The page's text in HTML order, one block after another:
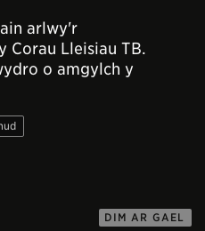
arlwy'r
Corau Lleisiau TB.
o amgylch y
DIM AR GAEL